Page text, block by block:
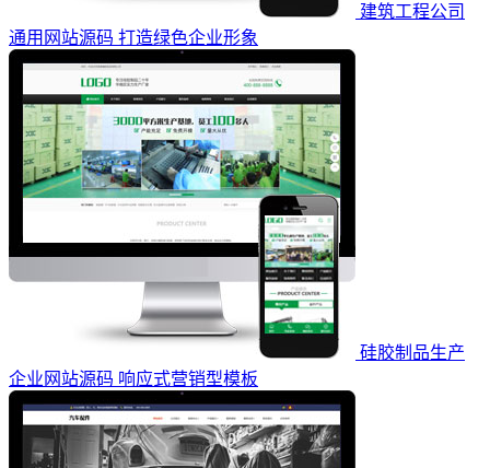
建筑工程公司
通用网站源码 打造绿色企业形象
硅胶制品生产
企业网站源码 响应式营销型模板